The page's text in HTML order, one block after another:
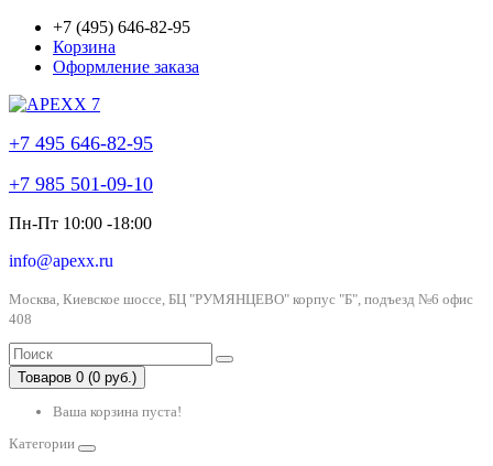
+7 (495) 646-82-95
Корзина
Оформление заказа
+7 495 646-82-95
+7 985 501-09-10
Пн-Пт 10:00 -18:00
info@apexx.ru
Москва, Киевское шоссе, БЦ "РУМЯНЦЕВО" корпус "Б", подъезд №6 офис
408
Товаров 0 (0 руб.)
Ваша корзина пуста!
Категории